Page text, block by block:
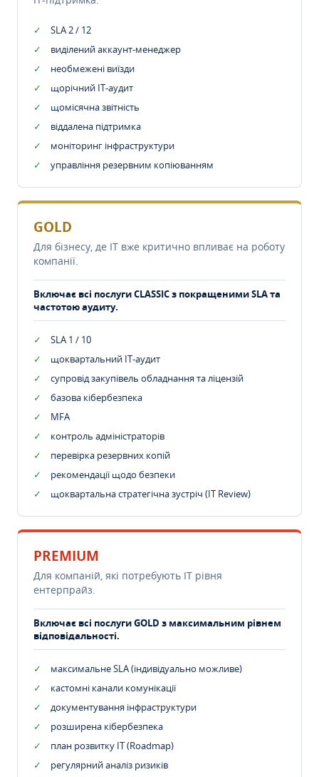
SLA 2 / 12
виділений аккаунт-менеджер
необмежені виїзди
щорічний IT-аудит
щомісячна звітність
віддалена підтримка
моніторинг інфраструктури
управління резервним копіюванням
GOLD
Для бізнесу, де IT вже критично впливає на роботу
компанії.
Включає всі послуги CLASSIC з покращеними SLA та
частотою аудиту.
SLA 1 / 10
щоквартальний IT-аудит
супровід закупівель обладнання та ліцензій
базова кібербезпека
MFA
контроль адміністраторів
перевірка резервних копій
рекомендації щодо безпеки
щоквартальна стратегічна зустріч (IT Review)
PREMIUM
Для компаній, які потребують ІТ рівня
ентерпрайз.
Включає всі послуги GOLD з максимальним рівнем
відповідальності.
максимальне SLA (індивідуально можливе)
кастомні канали комунікації
документування інфраструктури
розширена кібербезпека
план розвитку IT (Roadmap)
регулярний аналіз ризиків